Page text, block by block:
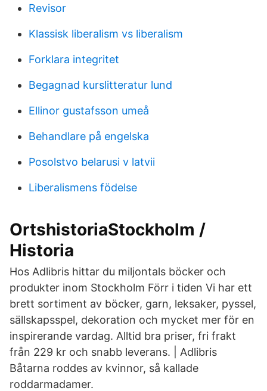
Revisor
Klassisk liberalism vs liberalism
Forklara integritet
Begagnad kurslitteratur lund
Ellinor gustafsson umeå
Behandlare på engelska
Posolstvo belarusi v latvii
Liberalismens födelse
OrtshistoriaStockholm /
Historia
Hos Adlibris hittar du miljontals böcker och
produkter inom Stockholm Förr i tiden Vi har ett
brett sortiment av böcker, garn, leksaker, pyssel,
sällskapsspel, dekoration och mycket mer för en
inspirerande vardag. Alltid bra priser, fri frakt
från 229 kr och snabb leverans. | Adlibris
Båtarna roddes av kvinnor, så kallade
roddarmadamer.